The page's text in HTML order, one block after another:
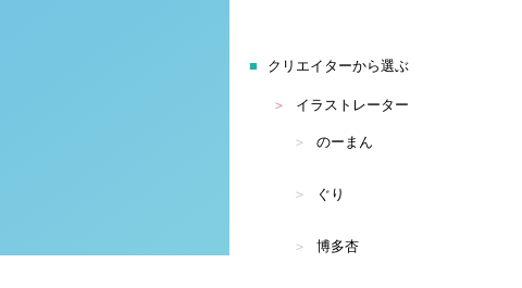
クリエイターから選ぶ
イラストレーター
のーまん
ぐり
博多杏